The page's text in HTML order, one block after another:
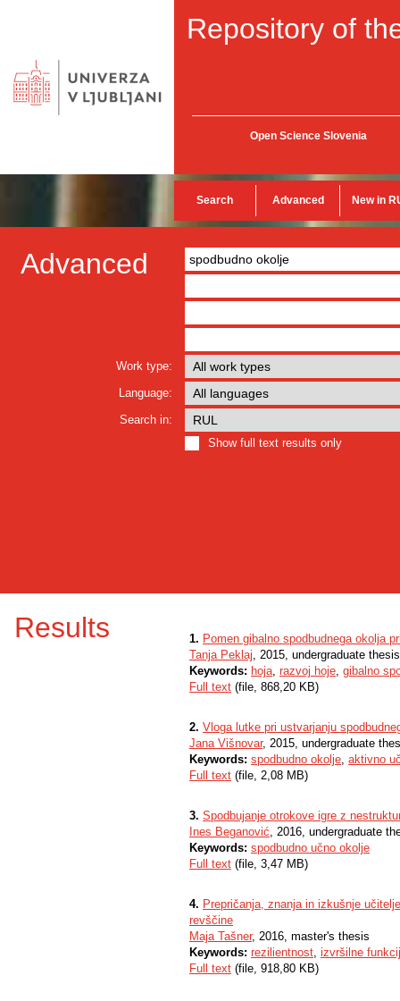
Repository of
Open Science Slovenia
Search Advanced New in
Advanced
Work type:
Language:
Search in:
Show full text results only
Results 1. Pomen gibalno spodbudnega okolja
Tanja Peklaj, 2015, undergraduate thesis
Keywords: hoja, razvoj hoje, gibalno
Full text (file, 868,20 KB)
2. Vloga lutke pri ustvarjanju
Jana Višnovar, 2015, undergraduate
Keywords: spodbudno okolje, aktivno
Full text (file, 2,08 MB)
3. Spodbujanje otrokove igre z
Ines Beganović, 2016, undergraduate
Keywords: spodbudno učno okolje
Full text (file, 3,47 MB)
4. Prepričanja, znanja in izkušnje
revščine
Maja Tašner, 2016, master's thesis
Keywords: rezilientnost, izvršilne
Full text (file, 918,80 KB)